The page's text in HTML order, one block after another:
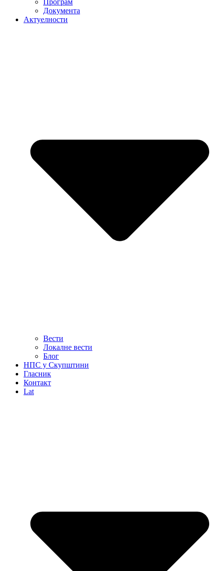
Документа
Актуелности
Вести
Локалне вести
Блог
НПС у Скупштини
Гласник
Контакт
Lat